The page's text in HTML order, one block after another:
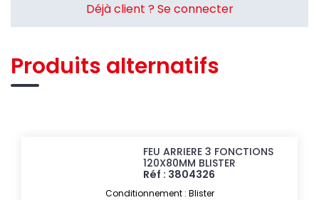
Déjà client ? Se connecter
Produits alternatifs
FEU ARRIERE 3 FONCTIONS
120X80MM BLISTER
Réf : 3804326
Conditionnement : Blister